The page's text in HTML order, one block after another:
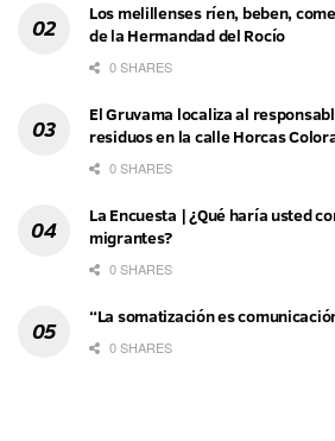
Los melillenses ríen, beben,
de la Hermandad del Rocío
0 SHARES
El Gruvama localiza al
residuos en la calle Horcas
0 SHARES
La Encuesta | ¿Qué haría usted
migrantes?
0 SHARES
“La somatización es
0 SHARES